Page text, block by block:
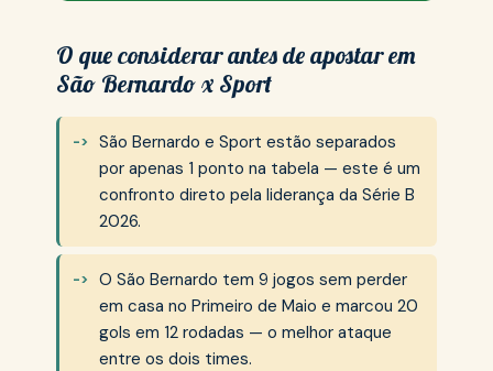
O que considerar antes de apostar em
São Bernardo x Sport
São Bernardo e Sport estão separados
por apenas 1 ponto na tabela — este é um
confronto direto pela liderança da Série B
2026.
O São Bernardo tem 9 jogos sem perder
em casa no Primeiro de Maio e marcou 20
gols em 12 rodadas — o melhor ataque
entre os dois times.